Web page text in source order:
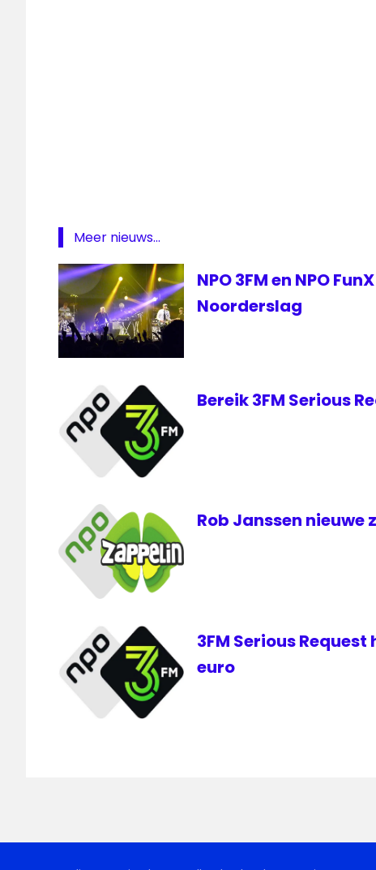
Meer nieuws...
NPO 3FM en NPO
Noorderslag
Bereik 3FM Serious
Rob Janssen nieuwe
3FM Serious
euro